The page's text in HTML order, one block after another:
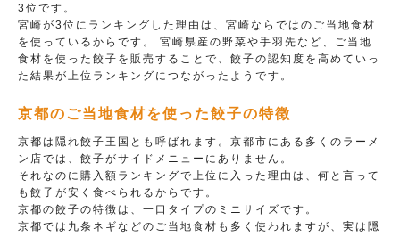
3位です。
宮崎が3位にランキングした理由は、宮崎ならではのご当地食材
を使っているからです。 宮崎県産の野菜や手羽先など、ご当地
食材を使った餃子を販売することで、餃子の認知度を高めていっ
た結果が上位ランキングにつながったようです。
京都のご当地食材を使った餃子の特徴
京都は隠れ餃子王国とも呼ばれます。京都市にある多くのラーメ
ン店では、餃子がサイドメニューにありません。
それなのに購入額ランキングで上位に入った理由は、何と言って
も餃子が安く食べられるからです。
京都の餃子の特徴は、一口タイプのミニサイズです。
京都では九条ネギなどのご当地食材も多く使われますが、実は隠